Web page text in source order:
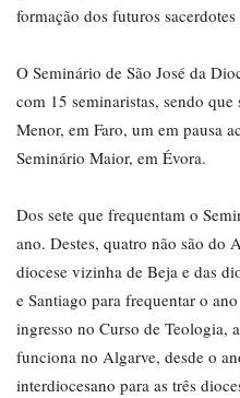
formação dos futuros
O Seminário de São José da
com 15 seminaristas, sendo
Menor, em Faro, um em pausa
Seminário Maior, em Évora.
Dos sete que frequentam o
ano. Destes, quatro não são do
diocese vizinha de Beja e das
e Santiago para frequentar o
ingresso no Curso de Teologia,
funciona no Algarve, desde o
interdiocesano para as três